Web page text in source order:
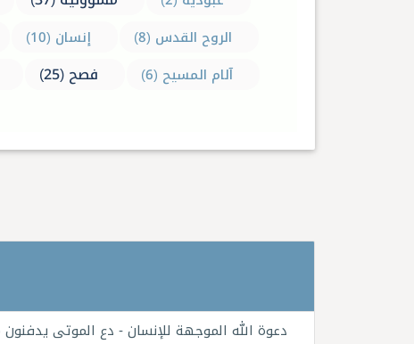
الروح القدس (8) إنسان (10)
آلام المسيح (6) فصح (25)
دعوة الله الموجهة للإنسان - دع الموتى